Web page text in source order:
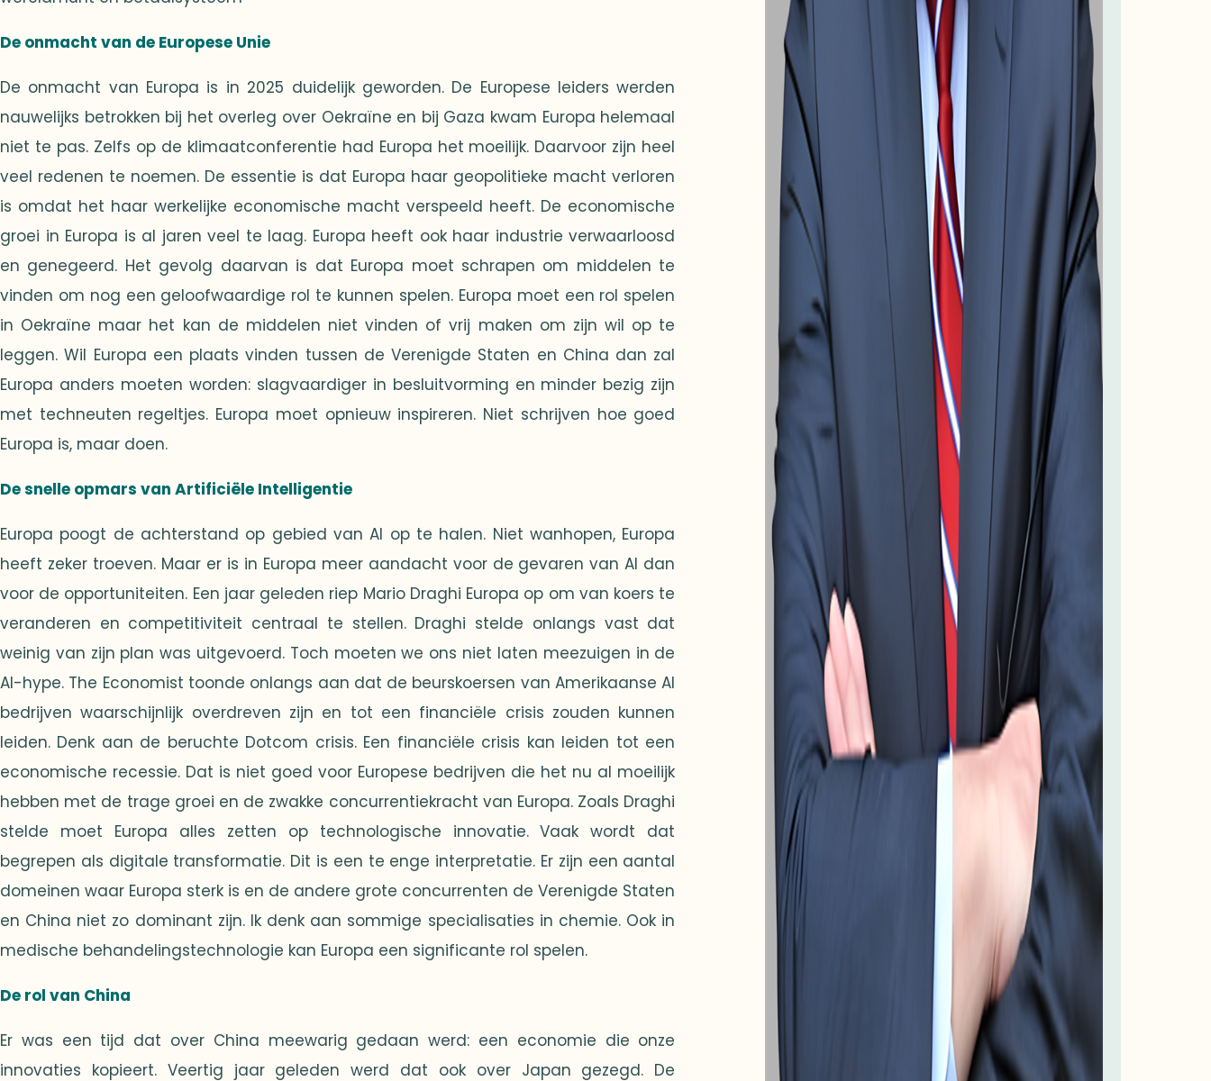
De onmacht van de Europese Unie
De onmacht van Europa is in 2025 duidelijk geworden. De Europese leiders werden
nauwelijks betrokken bij het overleg over Oekraïne en bij Gaza kwam Europa helemaal
niet te pas. Zelfs op de klimaatconferentie had Europa het moeilijk. Daarvoor zijn heel
veel redenen te noemen. De essentie is dat Europa haar geopolitieke macht verloren
is omdat het haar werkelijke economische macht verspeeld heeft. De economische
groei in Europa is al jaren veel te laag. Europa heeft ook haar industrie verwaarloosd
en genegeerd. Het gevolg daarvan is dat Europa moet schrapen om middelen te
vinden om nog een geloofwaardige rol te kunnen spelen. Europa moet een rol spelen
in Oekraïne maar het kan de middelen niet vinden of vrij maken om zijn wil op te
leggen. Wil Europa een plaats vinden tussen de Verenigde Staten en China dan zal
Europa anders moeten worden: slagvaardiger in besluitvorming en minder bezig zijn
met techneuten regeltjes. Europa moet opnieuw inspireren. Niet schrijven hoe goed
Europa is, maar doen.
De snelle opmars van Artificiële Intelligentie
Europa poogt de achterstand op gebied van AI op te halen. Niet wanhopen, Europa
heeft zeker troeven. Maar er is in Europa meer aandacht voor de gevaren van AI dan
voor de opportuniteiten. Een jaar geleden riep Mario Draghi Europa op om van koers te
veranderen en competitiviteit centraal te stellen. Draghi stelde onlangs vast dat
weinig van zijn plan was uitgevoerd. Toch moeten we ons niet laten meezuigen in de
AI-hype. The Economist toonde onlangs aan dat de beurskoersen van Amerikaanse AI
bedrijven waarschijnlijk overdreven zijn en tot een financiële crisis zouden kunnen
leiden. Denk aan de beruchte Dotcom crisis. Een financiële crisis kan leiden tot een
economische recessie. Dat is niet goed voor Europese bedrijven die het nu al moeilijk
hebben met de trage groei en de zwakke concurrentiekracht van Europa. Zoals Draghi
stelde moet Europa alles zetten op technologische innovatie. Vaak wordt dat
begrepen als digitale transformatie. Dit is een te enge interpretatie. Er zijn een aantal
domeinen waar Europa sterk is en de andere grote concurrenten de Verenigde Staten
en China niet zo dominant zijn. Ik denk aan sommige specialisaties in chemie. Ook in
medische behandelingstechnologie kan Europa een significante rol spelen.
De rol van China
Er was een tijd dat over China meewarig gedaan werd: een economie die onze
innovaties kopieert. Veertig jaar geleden werd dat ook over Japan gezegd. De